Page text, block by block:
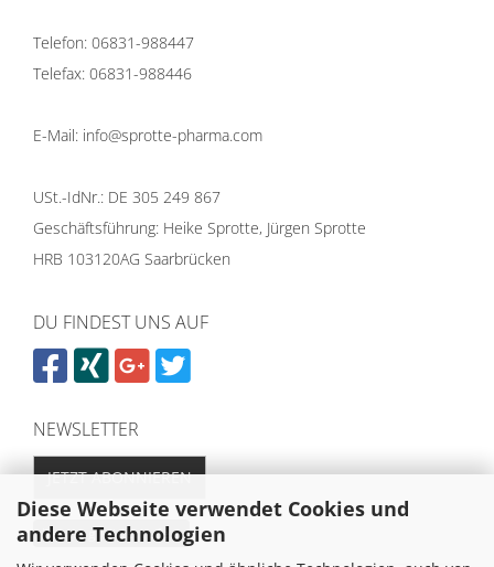
Diese Webseite verwendet Cookies und
andere Technologien
Telefon: 06831-988447
Telefax: 06831-988446
E-Mail: info@sprotte-pharma.com
USt.-IdNr.: DE 305 249 867
Geschäftsführung: Heike Sprotte, Jürgen Sprotte
HRB 103120AG Saarbrücken
DU FINDEST UNS AUF
NEWSLETTER
JETZT ABONNIEREN
Vertrag widerrufen